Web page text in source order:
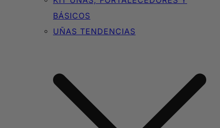
BÁSICOS
UÑAS TENDENCIAS